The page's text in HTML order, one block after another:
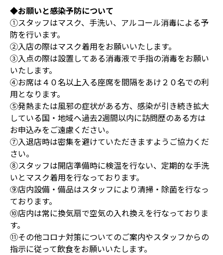
◆お願いと感染予防について
①スタッフはマスク、手洗い、アルコール消毒による予
防を行います。
②入店の際はマスク着用をお願いいたします。
③入点の際は設置してある消毒液で手指の消毒をお願い
いたします。
④お席は４０名以上入る座席を間隔をあけ２０名での利
用となります。
⑤発熱または風邪の症状がある方、感染が引き続き拡大
している国・地域へ過去2週間以内に訪問歴のある方は
お申込みをご遠慮ください。
⑦入退店時は密集を避けていただきますようご協力くだ
さい。
⑧スタッフは開店準備時に検温を行ない、定期的な手洗
いとマスク着用を行なっております。
⑨店内設備・備品はスタッフにより清掃・除菌を行なっ
ております。
⑩店内は常に換気扇で空気の入れ換えを行なっておりま
す。
⑪その他コロナ対策についてのご案内やスタッフからの
指示に従って飲食をお願いいたします。